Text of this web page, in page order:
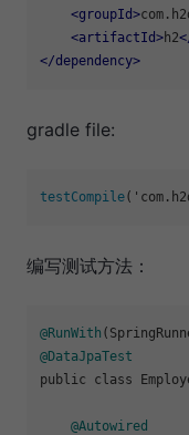
<groupId>
<artifactId>h2
</dependency>
gradle file:
testCompile
编写测试方法：
@RunWith
@DataJpaTest
public class
@Autowired